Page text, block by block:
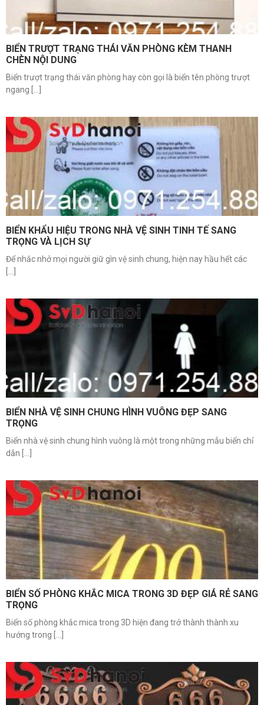
BIỂN TRƯỢT TRẠNG THÁI VĂN PHÒNG KÈM THANH
CHÈN NỘI DUNG
Biển trượt trạng thái văn phòng hay còn gọi là biển tên phòng trượt
ngang [...]
BIỂN KHẨU HIỆU TRONG NHÀ VỆ SINH TINH TẾ SANG
TRỌNG VÀ LỊCH SỰ
Để nhắc nhở mọi người giữ gìn vệ sinh chung, hiện nay hầu hết các
BIỂN NHÀ VỆ SINH CHUNG HÌNH VUÔNG ĐẸP SANG
TRỌNG
Biển nhà vệ sinh chung hình vuông là một trong những mẫu biển chỉ
dẫn [...]
BIỂN SỐ PHÒNG KHẮC MICA TRONG 3D ĐẸP GIÁ RẺ SANG
TRỌNG
Biển số phòng khắc mica trong 3D hiện đang trở thành thành xu
hướng trong [...]